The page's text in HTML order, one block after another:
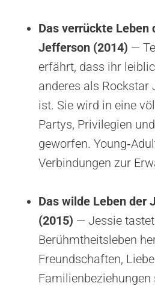
Das verrückte Leben
Jefferson (2014) —
erfährt, dass ihr
anderes als Rockstar
ist. Sie wird in eine
Partys, Privilegien
geworfen.
Verbindungen zur
Das wilde Leben der
(2015) — Jessie
Berühmtheitsleben
Freundschaften,
Familienbeziehungen